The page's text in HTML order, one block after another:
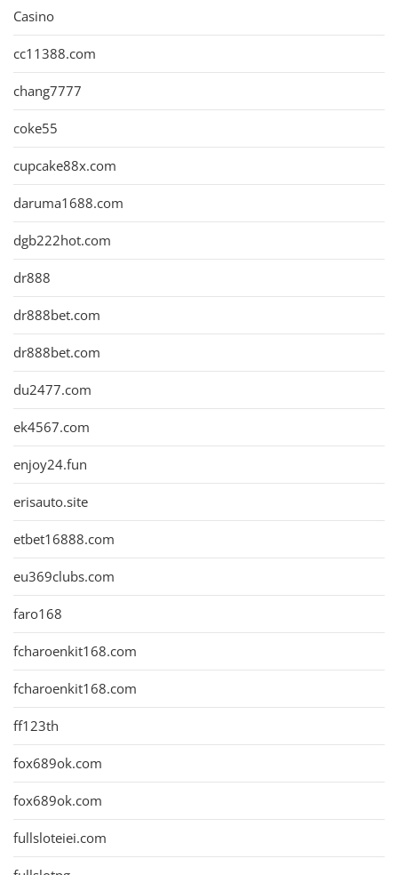
Casino
cc11388.com
chang7777
coke55
cupcake88x.com
daruma1688.com
dgb222hot.com
dr888
dr888bet.com
dr888bet.com
du2477.com
ek4567.com
enjoy24.fun
erisauto.site
etbet16888.com
eu369clubs.com
faro168
fcharoenkit168.com
fcharoenkit168.com
ff123th
fox689ok.com
fox689ok.com
fullsloteiei.com